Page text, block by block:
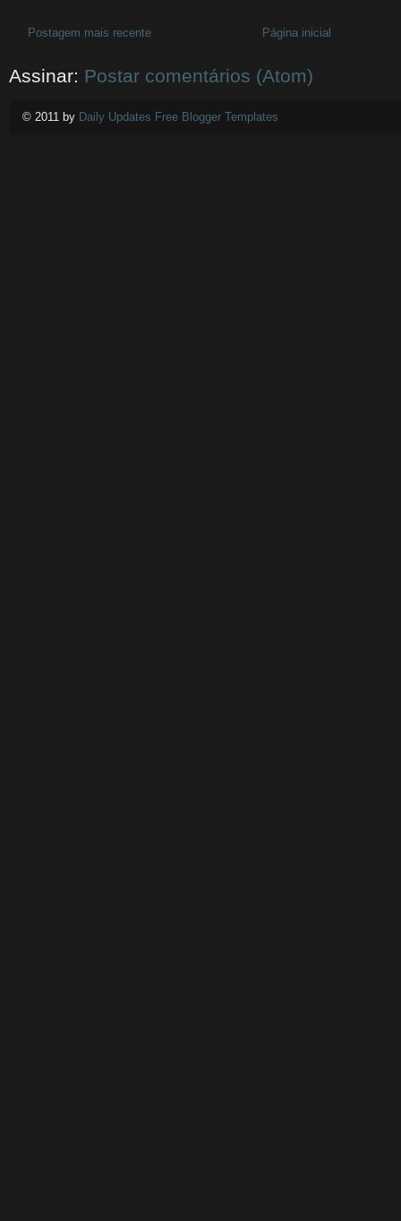
Postagem mais recente Página inicial
Assinar: Postar comentários (Atom)
© 2011 by Daily Updates Free Blogger Templates